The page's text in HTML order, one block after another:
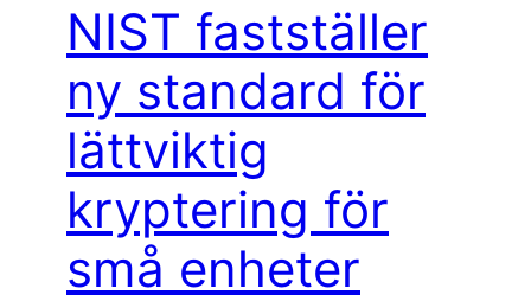
NIST fastställer
ny standard för
lättviktig
kryptering för
små enheter